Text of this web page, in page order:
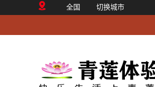
全国 切换城市